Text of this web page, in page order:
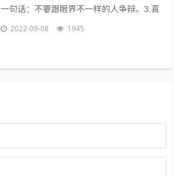
一句话：不要跟眼界不一样的人争辩。3.真
的不用时刻替别人着想，不是每个人都能把
2022-09-08 1945